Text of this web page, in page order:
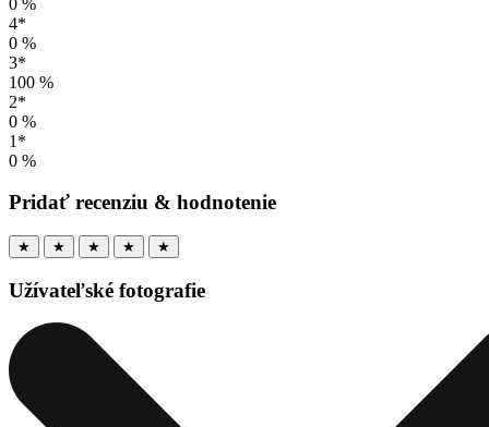
4*
0 %
3*
100 %
2*
0 %
1*
0 %
Pridať recenziu & hodnotenie
★ ★ ★ ★ ★
Užívateľské fotografie